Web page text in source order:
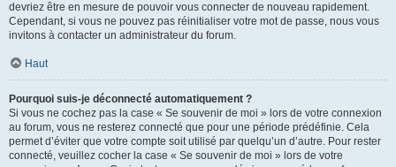
devriez être en mesure de pouvoir vous connecter de nouveau rapidement.
Cependant, si vous ne pouvez pas réinitialiser votre mot de passe, nous vous
invitons à contacter un administrateur du forum.
Haut
Pourquoi suis-je déconnecté automatiquement ?
Si vous ne cochez pas la case « Se souvenir de moi » lors de votre connexion
au forum, vous ne resterez connecté que pour une période prédéfinie. Cela
permet d’éviter que votre compte soit utilisé par quelqu’un d’autre. Pour rester
connecté, veuillez cocher la case « Se souvenir de moi » lors de votre